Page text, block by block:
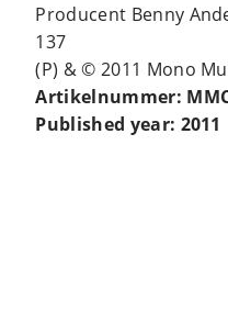
Producent Benny
137
(P) & © 2011 Mono
Artikelnummer:
Published year: 2011